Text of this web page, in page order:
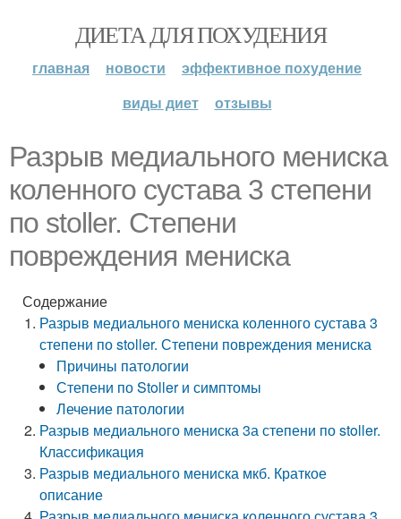
ДИЕТА ДЛЯ ПОХУДЕНИЯ
главная новости
эффективное похудение
виды диет
отзывы
Разрыв медиального мениска
коленного сустава 3 степени
по stoller. Степени
повреждения мениска
Содержание
Разрыв медиального мениска коленного сустава 3
степени по stoller. Степени повреждения мениска
Причины патологии
Степени по Stoller и симптомы
Лечение патологии
Разрыв медиального мениска 3а степени по stoller.
Классификация
Разрыв медиального мениска мкб. Краткое
описание